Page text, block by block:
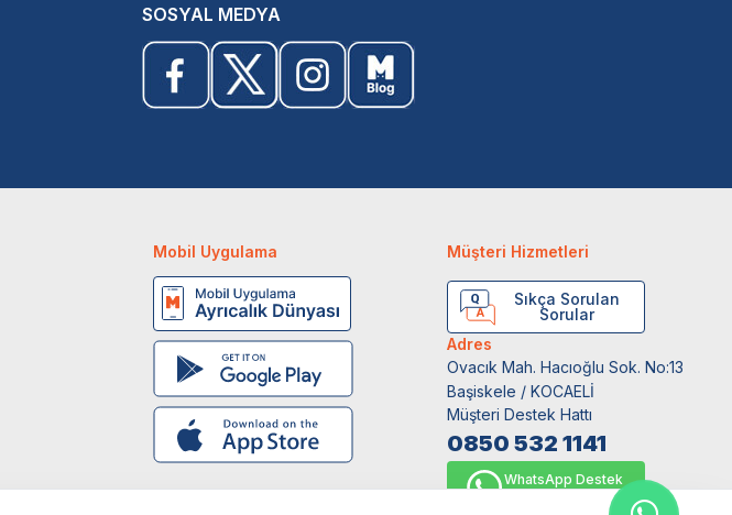
SOSYAL MEDYA
Mobil Uygulama Müşteri Hizmetleri
Sıkça Sorulan
Sorular
Adres
Ovacık Mah. Hacıoğlu Sok. No:13
Başiskele / KOCAELİ
Müşteri Destek Hattı
0850 532 1141
WhatsApp Destek
0554 871 66 20